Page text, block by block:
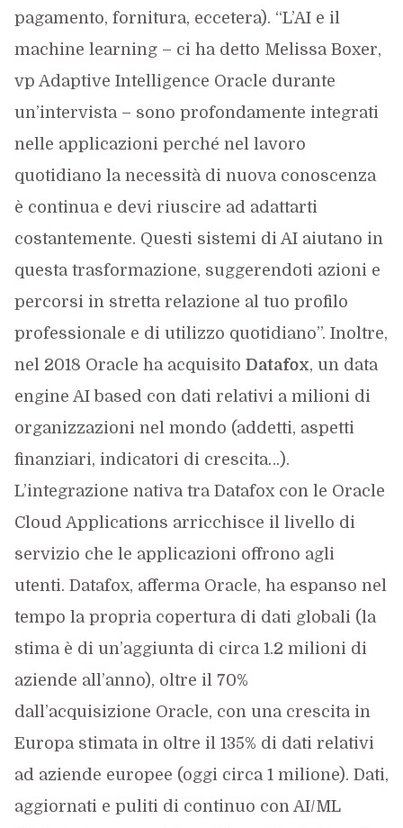
pagamento, fornitura, eccetera). “L’AI e il
machine learning – ci ha detto Melissa Boxer,
vp Adaptive Intelligence Oracle durante
un’intervista – sono profondamente integrati
nelle applicazioni perché nel lavoro
quotidiano la necessità di nuova conoscenza
è continua e devi riuscire ad adattarti
costantemente. Questi sistemi di AI aiutano in
questa trasformazione, suggerendoti azioni e
percorsi in stretta relazione al tuo profilo
professionale e di utilizzo quotidiano”. Inoltre,
nel 2018 Oracle ha acquisito Datafox, un data
engine AI based con dati relativi a milioni di
organizzazioni nel mondo (addetti, aspetti
finanziari, indicatori di crescita…).
L’integrazione nativa tra Datafox con le Oracle
Cloud Applications arricchisce il livello di
servizio che le applicazioni offrono agli
utenti. Datafox, afferma Oracle, ha espanso nel
tempo la propria copertura di dati globali (la
stima è di un’aggiunta di circa 1.2 milioni di
aziende all’anno), oltre il 70%
dall’acquisizione Oracle, con una crescita in
Europa stimata in oltre il 135% di dati relativi
ad aziende europee (oggi circa 1 milione). Dati,
aggiornati e puliti di continuo con AI/ML